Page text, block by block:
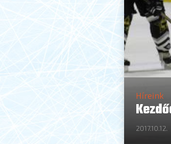
Híreink
2017.10.12.